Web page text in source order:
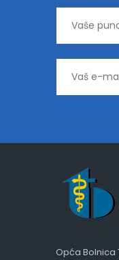
Opća Bolnica